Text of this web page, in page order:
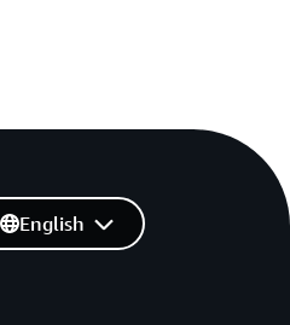
English